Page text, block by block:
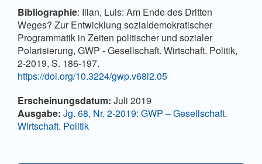
Bibliographie: Illan, Luis: Am Ende des Dritten
Weges? Zur Entwicklung sozialdemokratischer
Programmatik in Zeiten politischer und sozialer
Polarisierung, GWP - Gesellschaft. Wirtschaft. Politik,
2-2019, S. 186-197.
https://doi.org/10.3224/gwp.v68i2.05
Artikel-
Details
Erscheinungsdatum: Juli 2019
Ausgabe: Jg. 68, Nr. 2-2019: GWP – Gesellschaft.
Wirtschaft. Politik